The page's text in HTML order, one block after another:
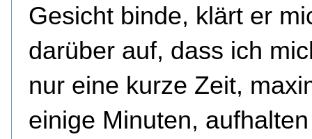
Gesicht binde, klärt er
darüber auf, dass ich
nur eine kurze Zeit,
einige Minuten,